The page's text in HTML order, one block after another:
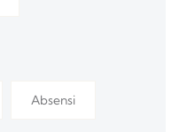
Absensi